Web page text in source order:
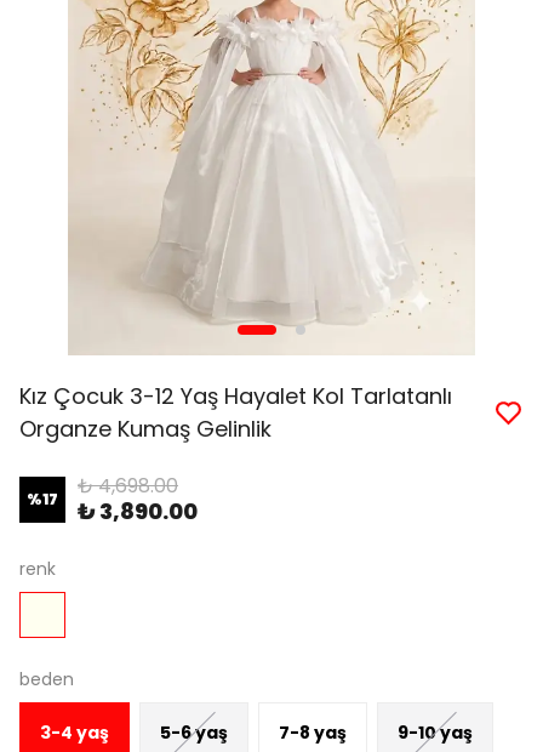
Kız Çocuk 3-12 Yaş Hayalet Kol Tarlatanlı
Organze Kumaş Gelinlik
%17 ₺ 4,698.00
₺ 3,890.00
renk
beden
3-4 yaş 5-6 yaş 7-8 yaş 9-10 yaş